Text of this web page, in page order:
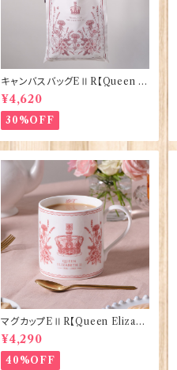
キャンバスバッグEⅡR【Queen El
izabethⅡ Commemorative】
Victoria Eggs 90332
¥4,620
30%OFF
マグカップEⅡR【Queen Elizabe
thⅡ Commemorative】Victor
ia Eggs 50126
¥4,290
40%OFF